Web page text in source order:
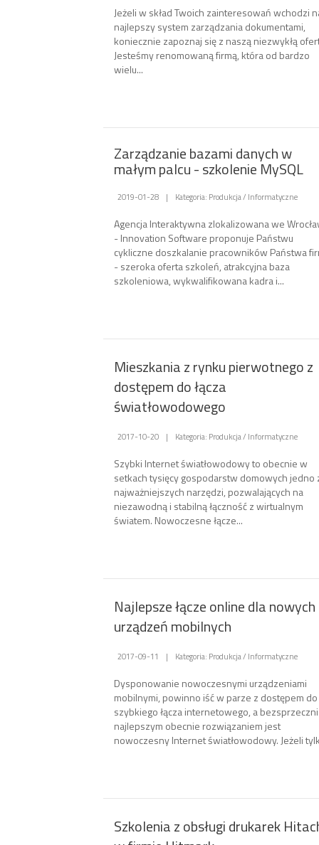
Jeżeli w skład Twoich zainteresowań wchodzi
najlepszy system zarządzania dokumentami,
koniecznie zapoznaj się z naszą niezwykłą
Jesteśmy renomowaną firmą, która od bardzo
wielu...
Zarządzanie bazami danych w
małym palcu - szkolenie MySQL
2019-01-28 | Kategoria: Produkcja / Informatyczne
Agencja Interaktywna zlokalizowana we
- Innovation Software proponuje Państwu
cykliczne doszkalanie pracowników Państwa
- szeroka oferta szkoleń, atrakcyjna baza
szkoleniowa, wykwalifikowana kadra i...
Mieszkania z rynku pierwotnego z
dostępem do łącza
światłowodowego
2017-10-20 | Kategoria: Produkcja / Informatyczne
Szybki Internet światłowodowy to obecnie w
setkach tysięcy gospodarstw domowych jedno
najważniejszych narzędzi, pozwalających na
niezawodną i stabilną łączność z wirtualnym
światem. Nowoczesne łącze...
Najlepsze łącze online dla nowych
urządzeń mobilnych
2017-09-11 | Kategoria: Produkcja / Informatyczne
Dysponowanie nowoczesnymi urządzeniami
mobilnymi, powinno iść w parze z dostępem do
szybkiego łącza internetowego, a
najlepszym obecnie rozwiązaniem jest
nowoczesny Internet światłowodowy. Jeżeli
Szkolenia z obsługi drukarek